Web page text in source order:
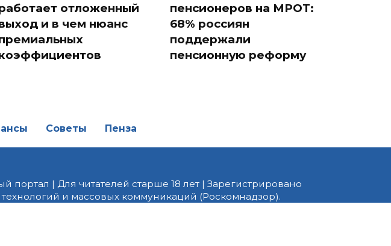
отложенный
и в чем нюанс
пенсионеров на МРОТ:
68% россиян
поддержали
пенсионную реформу
Советы Пенза
| Для читателей старше 18 лет | Зарегистрировано
и массовых коммуникаций (Роскомнадзор).